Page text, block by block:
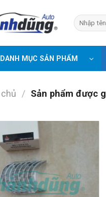
Tìm
kiếm:
DANH MỤC SẢN PHẨM
/ Sản phẩm được